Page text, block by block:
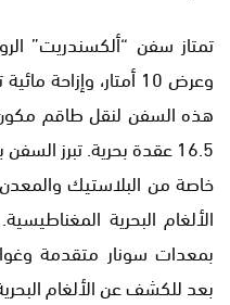
16.5 عقدة بحرية. تبرز
خاصة من البلاستيك
الألغام البحرية
بمعدات سونار متقدمة
بعد للكشف عن الألغام